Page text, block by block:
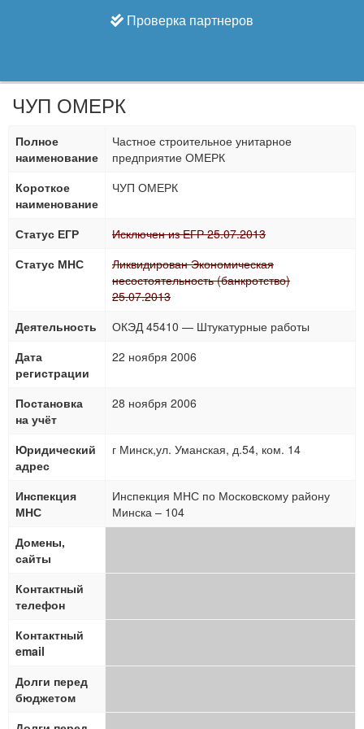
Проверка партнеров
ЧУП ОМЕРК
Полное
наименование
Частное строительное унитарное
предприятие ОМЕРК
Короткое
наименование
ЧУП ОМЕРК
Статус ЕГР
Исключен из ЕГР 25.07.2013
Статус МНС
Ликвидирован Экономическая
несостоятельность (банкротство)
25.07.2013
Деятельность
ОКЭД 45410 — Штукатурные работы
Дата
регистрации
22 ноября 2006
Постановка
на учёт
28 ноября 2006
Юридический
адрес
г Минск,ул. Уманская, д.54, ком. 14
Инспекция
МНС
Инспекция МНС по Московскому району
Минска – 104
Домены,
сайты
Контактный
телефон
Контактный
email
Долги перед
бюджетом